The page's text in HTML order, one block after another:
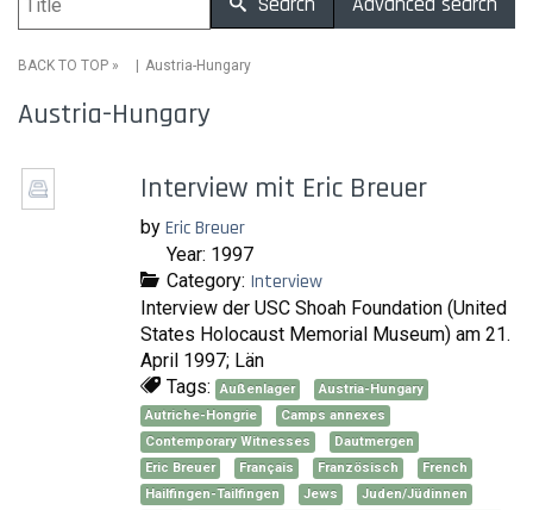
BACK TO TOP » Austria-Hungary
Austria-Hungary
Interview mit Eric Breuer
by Eric Breuer
Year: 1997
Category: Interview
Interview der USC Shoah Foundation (United
States Holocaust Memorial Museum) am 21.
April 1997; Län
Tags:
Außenlager
Austria-Hungary
Autriche-Hongrie
Camps annexes
Contemporary Witnesses
Dautmergen
Eric Breuer
Français Französisch
French
Hailfingen-Tailfingen
Jews
Juden/Jüdinnen